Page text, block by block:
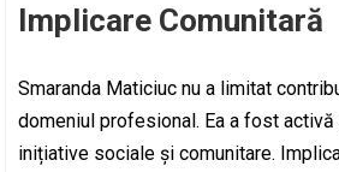
Implicare Comunitară
Smaranda Maticiuc nu a limitat
domeniul profesional. Ea a fost
inițiative sociale și comunitare.